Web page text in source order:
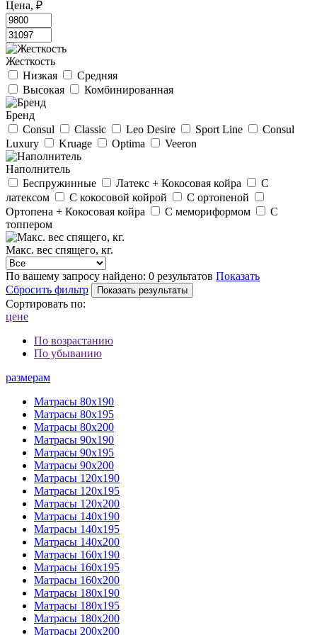
Цена, ₽
Жесткость
Низкая
Средняя
Высокая
Комбинированная
Бренд
Consul
Classic Leo Desire Sport Line
Consul
Luxury
Kruage Optima Veeron
Наполнитель
Беспружинные
Латекс + Кокосовая койра
С
латексом
С кокосовой койрой
С ортопеной
Ортопена + Кокосовая койра
С мемориформом
С
топпером
Макс. вес спящего, кг.
По вашему запросу найдено: 0 результатов Показать
Сбросить фильтр
Сортировать по:
цене
По возрастанию
По убыванию
размерам
Матрасы 80х190
Матрасы 80х195
Матрасы 80х200
Матрасы 90х190
Матрасы 90х195
Матрасы 90х200
Матрасы 120х190
Матрасы 120х195
Матрасы 120х200
Матрасы 140х190
Матрасы 140х195
Матрасы 140х200
Матрасы 160х190
Матрасы 160х195
Матрасы 160х200
Матрасы 180х190
Матрасы 180х195
Матрасы 180х200
Матрасы 200х200